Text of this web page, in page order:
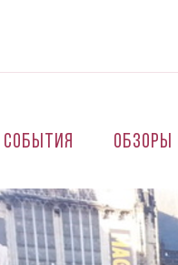
События Обзоры